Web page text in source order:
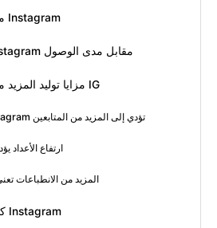
ما هي الانطباعات على Instagram
عدد مرات الظهور Instagram مقابل مدى الوصول
3 مزايا توليد المزيد من الانطباعات على IG
1. الانطباعات Instagram تؤدي إلى المزيد من المتابعين
2. ارتفاع الأعداد
3. المزيد من الانطباعات
كيفية زيادة الانطباعات Instagram